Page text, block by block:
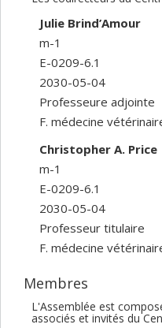
Julie Brind’Amour
m-1
E-0209-6.1
2030-05-04
Professeure adjointe
F. médecine
Christopher A. Price
m-1
E-0209-6.1
2030-05-04
Professeur titulaire
F. médecine
Membres
L'Assemblée est
associés et invités du